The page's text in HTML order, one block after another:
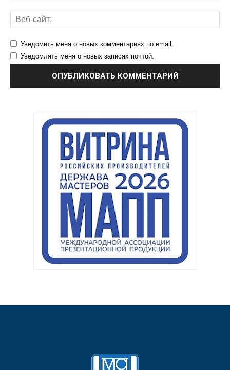
Уведомить меня о новых комментариях по email.
Уведомлять меня о новых записях почтой.